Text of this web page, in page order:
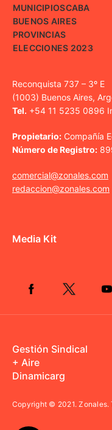
MUNICIPIOSCABA
BUENOS AIRES
PROVINCIAS
ELECCIONES 2023
Reconquista 737 – 3º E
(1003) Buenos Aires,
Tel. +54 11 5235 0896
Propietario: Compañía
Número de Registro:
comercial@zonales.com
redaccion@zonales.com
Media Kit
Gestión Sindical
+ Aire
Dinamicarg
Copyright © 2021.Zonales.